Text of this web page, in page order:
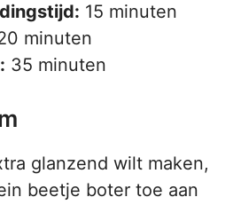
15 minuten
minuten
35 minuten
glanzend wilt maken,
beetje boter toe aan